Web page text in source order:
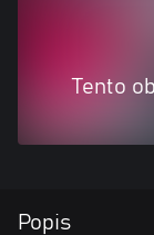
Tento
Popis